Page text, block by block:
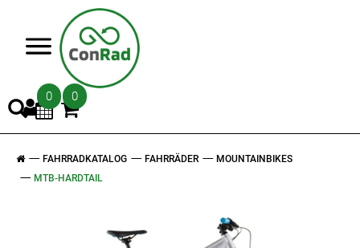
0 0
FAHRRADKATALOG FAHRRÄDER
MOUNTAINBIKES
MTB-HARDTAIL